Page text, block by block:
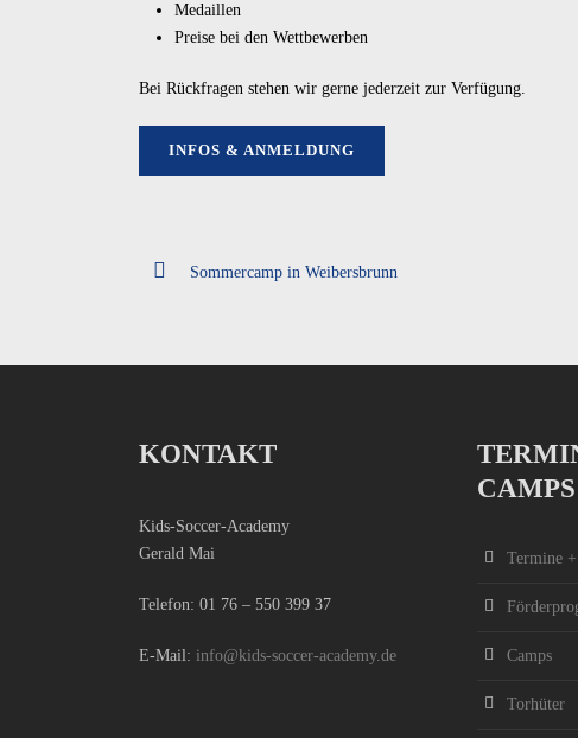
Medaillen
Preise bei den Wettbewerben
Bei Rückfragen stehen wir gerne jederzeit zur Verfügung.
INFOS & ANMELDUNG
Sommercamp in Weibersbrunn
KONTAKT
Kids-Soccer-Academy
Gerald Mai
Telefon: 01 76 – 550 399 37
E-Mail: info@kids-soccer-academy.de
CAMPS
Termine
Camps
Torhüter